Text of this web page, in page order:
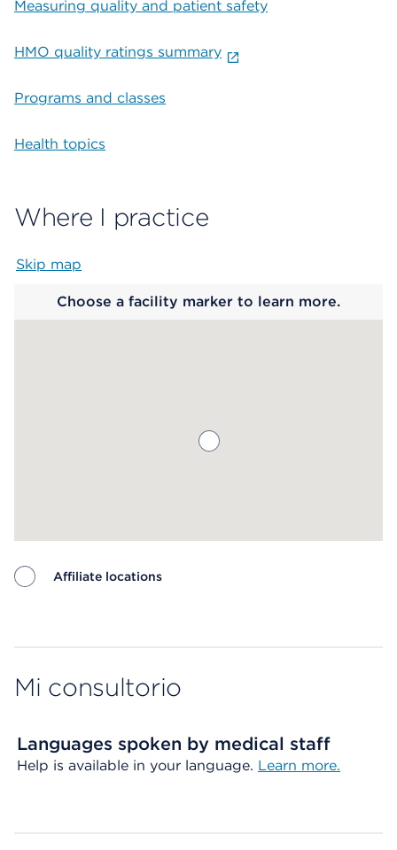
Measuring quality and patient safety
HMO quality ratings summary
Programs and classes
Health topics
Where I practice
Skip map
Choose a facility marker to learn more.
Affiliate locations
Mi consultorio
Languages spoken by medical staff
Help is available in your language. Learn more.